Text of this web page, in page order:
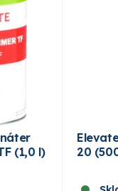
QickPrime primer TF (1,0 l)
20